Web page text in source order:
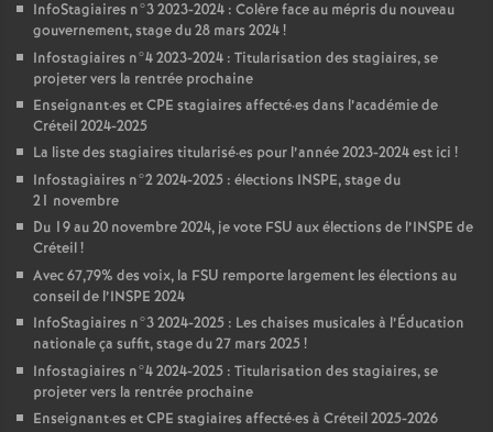
InfoStagiaires n°3 2023-2024 : Colère face au mépris du nouveau
gouvernement, stage du 28 mars 2024!
Infostagiaires n°4 2023-2024 : Titularisation des stagiaires, se
projeter vers la rentrée prochaine
Enseignant·es etCPE stagiaires affecté·es dans l’académie de
Créteil 2024-2025
La liste des stagiaires titularisé·es pour l’année 2023-2024 est ici !
Infostagiaires n°2 2024-2025 : élections INSPE, stage du
21 novembre
Du 19 au 20 novembre 2024, je vote FSU aux élections de l’INSPE de
Créteil!
Avec 67,79% des voix, la FSU remporte largement les élections au
conseil de l’INSPE 2024
InfoStagiaires n°3 2024-2025 : Les chaises musicales à l’Éducation
nationale ça suffit, stage du 27 mars 2025!
Infostagiaires n°4 2024-2025 : Titularisation des stagiaires, se
projeter vers la rentrée prochaine
Enseignant·es etCPE stagiaires affecté·es à Créteil 2025-2026